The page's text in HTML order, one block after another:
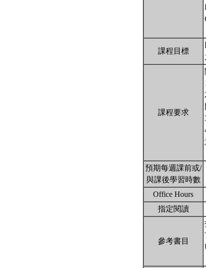
課程目標
課程要求
預期每週課前或/
與課後學習時數
Office Hours
指定閱讀
參考書目